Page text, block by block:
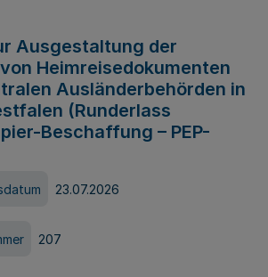
Ausgestaltung der
Heimreisedokumenten
Ausländerbehörden in
(Runderlass
Beschaffung – PEP-
23.07.2026
207